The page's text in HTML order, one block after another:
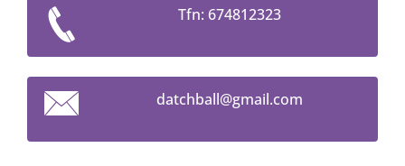
Tfn: 674812323
datchball@gmail.com